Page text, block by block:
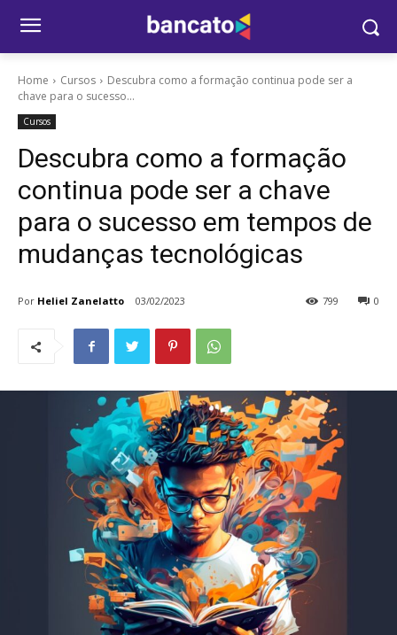
Home Cursos
Descubra como a formação continua pode ser a
chave para o sucesso...
Cursos
Descubra como a formação
continua pode ser a chave
para o sucesso em tempos de
mudanças tecnológicas
Por Heliel Zanelatto 03/02/2023 0
799